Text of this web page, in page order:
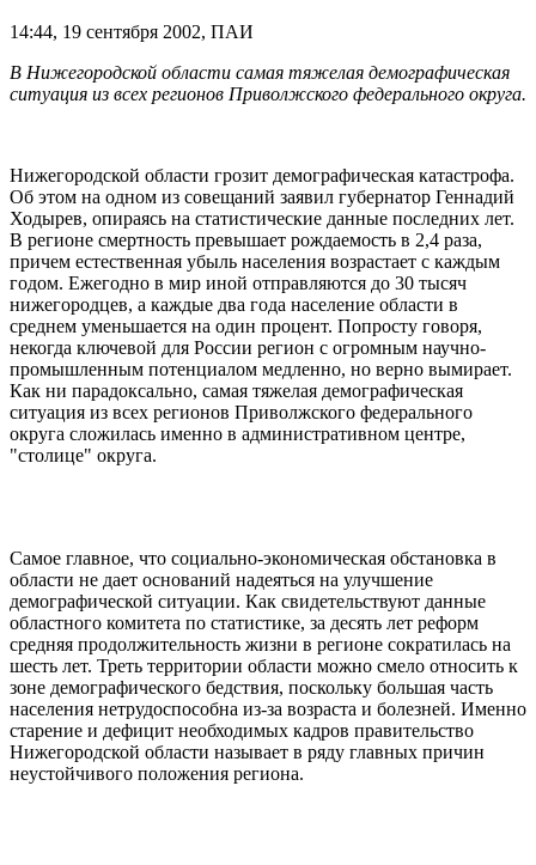
14:44, 19 сентября 2002, ПАИ
В Нижегородской области самая тяжелая демографическая
ситуация из всех регионов Приволжского федерального округа.
Нижегородской области грозит демографическая катастрофа.
Об этом на одном из совещаний заявил губернатор Геннадий
Ходырев, опираясь на статистические данные последних лет.
В регионе смертность превышает рождаемость в 2,4 раза,
причем естественная убыль населения возрастает с каждым
годом. Ежегодно в мир иной отправляются до 30 тысяч
нижегородцев, а каждые два года население области в
среднем уменьшается на один процент. Попросту говоря,
некогда ключевой для России регион с огромным научно-
промышленным потенциалом медленно, но верно вымирает.
Как ни парадоксально, самая тяжелая демографическая
ситуация из всех регионов Приволжского федерального
округа сложилась именно в административном центре,
"столице" округа.
Самое главное, что социально-экономическая обстановка в
области не дает оснований надеяться на улучшение
демографической ситуации. Как свидетельствуют данные
областного комитета по статистике, за десять лет реформ
средняя продолжительность жизни в регионе сократилась на
шесть лет. Треть территории области можно смело относить к
зоне демографического бедствия, поскольку большая часть
населения нетрудоспособна из-за возраста и болезней. Именно
старение и дефицит необходимых кадров правительство
Нижегородской области называет в ряду главных причин
неустойчивого положения региона.